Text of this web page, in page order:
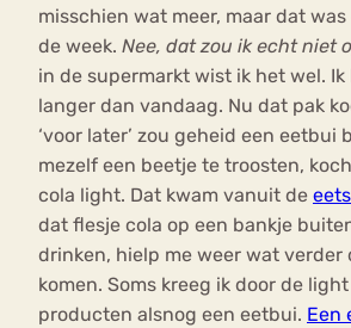
misschien wat meer, maar dat
de week. Nee, dat zou ik echt niet
in de supermarkt wist ik het wel. Ik
langer dan vandaag. Nu dat pak
‘voor later’ zou geheid een eetbui
mezelf een beetje te troosten,
cola light. Dat kwam vanuit de
dat flesje cola op een bankje
drinken, hielp me weer wat verder
komen. Soms kreeg ik door de light
producten alsnog een eetbui. Een